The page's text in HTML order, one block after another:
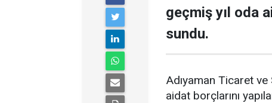
geçmiş yıl oda
sundu.
Adıyaman Ticaret ve
aidat borçlarını